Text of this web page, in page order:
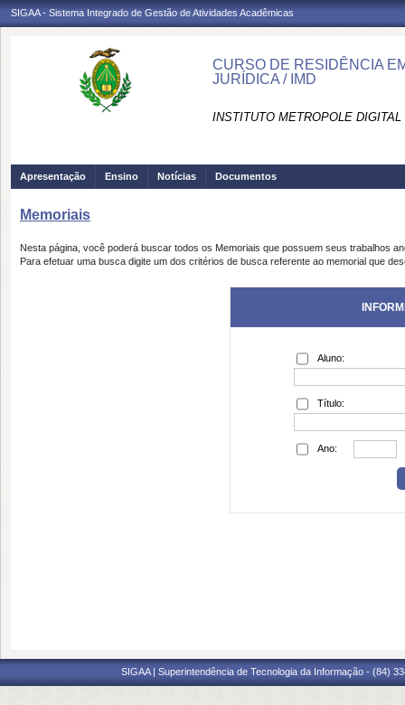
SIGAA - Sistema Integrado de Gestão de Atividades Acadêmicas
CURSO DE RESIDÊNCIA
JURÍDICA / IMD
INSTITUTO METROPOLE DIGITAL
Apresentação Ensino Notícias Documentos
Memoriais
Nesta página, você poderá buscar todos os Memoriais que possuem seus trabalhos
Para efetuar uma busca digite um dos critérios de busca referente ao memorial que
Aluno:
Título:
Ano:
SIGAA | Superintendência de Tecnologia da Informação - (84)